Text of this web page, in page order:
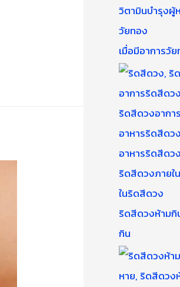
เมื่อมีอาการวั
ริดสีดวงห้ามกิ
กิน